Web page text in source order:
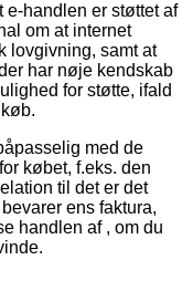
handlen er støttet af
om at internet
lovgivning, samt at
har nøje kendskab
for støtte, ifald
med de
købet, f.eks. den
til det er det
ens faktura,
handlen af , om du